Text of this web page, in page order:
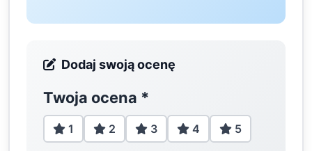
Dodaj swoją ocenę
Twoja ocena *
1 2 3 4 5